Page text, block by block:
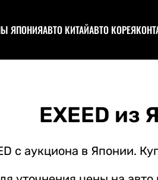
ЯПОНИЯ
под полную пошлину
АВТО КИТАЙАВТО КОРЕЯ
EXEED из
с аукциона в Японии.